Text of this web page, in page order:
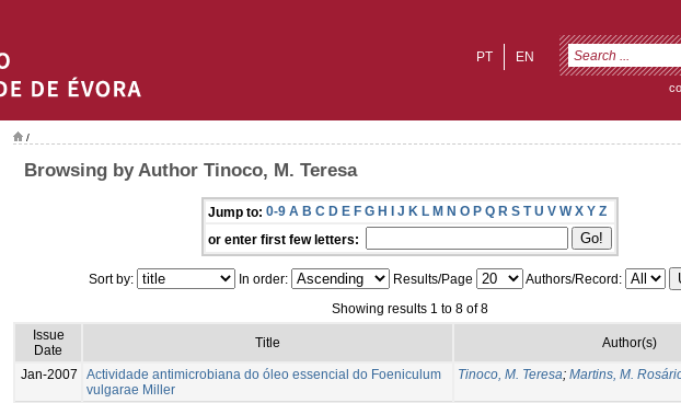
EN
PT
/
Browsing by Author Tinoco, M. Teresa
Jump to: 0-9 A B C D E F G H I J K L M N O P Q R S T U V W X Y Z
or enter first few letters:
Sort by: In order: Results/Page
Authors/Record:
Showing results 1 to 8 of 8
Issue
Date
Title Author(s)
Jan-2007
Actividade antimicrobiana do óleo essencial do Foeniculum
vulgarae Miller
Tinoco, M. Teresa; Martins, M.